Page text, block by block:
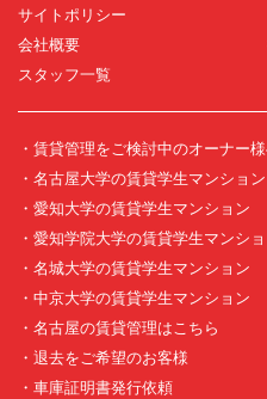
サイトポリシー
会社概要
スタッフ一覧
・賃貸管理をご検討中のオーナー
・名古屋大学の賃貸学生マンション
・愛知大学の賃貸学生マンション
・愛知学院大学の賃貸学生マンシ
・名城大学の賃貸学生マンション
・中京大学の賃貸学生マンション
・名古屋の賃貸管理はこちら
・退去をご希望のお客様
・車庫証明書発行依頼